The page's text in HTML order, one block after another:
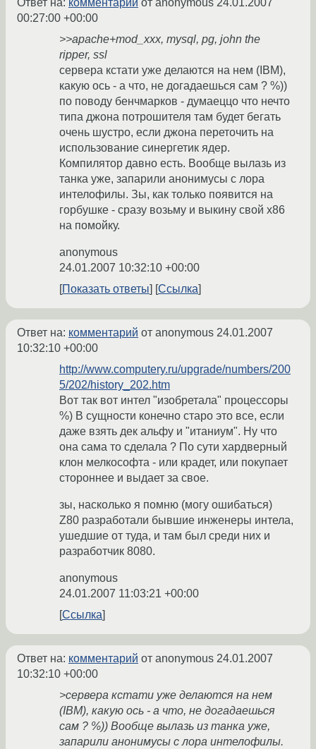
Ответ на: комментарий от anonymous 24.01.2007
00:27:00 +00:00
>>apache+mod_xxx, mysql, pg, john the
ripper, ssl
сервера кстати уже делаются на нем (IBM),
какую ось - а что, не догадаешься сам ? %))
по поводу бенчмарков - думаеццо что нечто
типа джона потрошителя там будет бегать
очень шустро, если джона переточить на
использование синергетик ядер.
Компилятор давно есть. Вообще вылазь из
танка уже, запарили анонимусы с лора
интелофилы. Зы, как только появится на
горбушке - сразу возьму и выкину свой х86
на помойку.
anonymous
24.01.2007 10:32:10 +00:00
Показать ответы
Ссылка
Ответ на: комментарий от anonymous 24.01.2007
10:32:10 +00:00
http://www.computery.ru/upgrade/numbers/200
5/202/history_202.htm
Вот так вот интел "изобретала" процессоры
%) В сущности конечно старо это все, если
даже взять дек альфу и "итаниум". Ну что
она сама то сделала ? По сути хардверный
клон мелкософта - или крадет, или покупает
стороннее и выдает за свое.
зы, насколько я помню (могу ошибаться)
Z80 разработали бывшие инженеры интела,
ушедшие от туда, и там был среди них и
разработчик 8080.
anonymous
24.01.2007 11:03:21 +00:00
Ссылка
Ответ на: комментарий от anonymous 24.01.2007
10:32:10 +00:00
>сервера кстати уже делаются на нем
(IBM), какую ось - а что, не догадаешься
сам ? %)) Вообще вылазь из танка уже,
запарили анонимусы с лора интелофилы.